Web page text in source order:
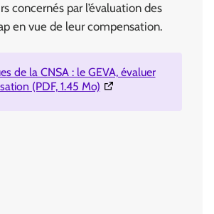
concernés par l’évaluation des
en vue de leur compensation.
de la CNSA : le GEVA, évaluer
(PDF, 1.45 Mo)(Ouverture dans une